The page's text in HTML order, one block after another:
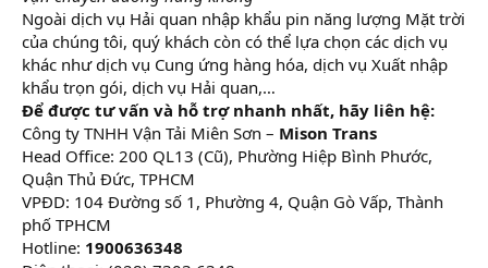
Ngoài dịch vụ Hải quan nhập khẩu pin năng lượng Mặt trời
của chúng tôi, quý khách còn có thể lựa chọn các dịch vụ
khác như dịch vụ Cung ứng hàng hóa, dịch vụ Xuất nhập
khẩu trọn gói, dịch vụ Hải quan,…
Để được tư vấn và hỗ trợ nhanh nhất, hãy liên hệ:
Công ty TNHH Vận Tải Miên Sơn – Mison Trans
Head Office: 200 QL13 (Cũ), Phường Hiệp Bình Phước,
Quận Thủ Đức, TPHCM
VPĐD: 104 Đường số 1, Phường 4, Quận Gò Vấp, Thành
phố TPHCM
Hotline: 1900636348